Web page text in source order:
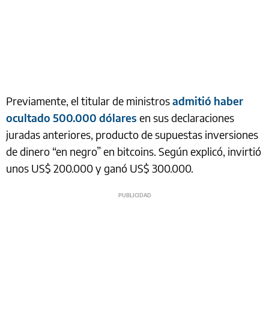
Previamente, el titular de ministrosadmitió haber
ocultado 500.000 dólares en sus declaraciones
juradas anteriores, producto de supuestas inversiones
de dinero “en negro” en bitcoins. Según explicó, invirtió
unos US$ 200.000 y ganó US$ 300.000.